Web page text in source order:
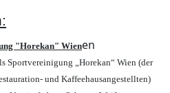
"Horekan" Wienen
Sportvereinigung „Horekan“ Wien (der
und Kaffeehausangestellten)